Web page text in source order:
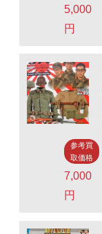
5,000
円
参考買
取価格
7,000
円